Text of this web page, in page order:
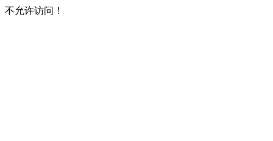
不允许访问！